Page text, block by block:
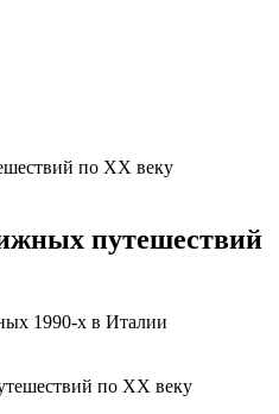
по XX веку
путешествий
1990-х в Италии